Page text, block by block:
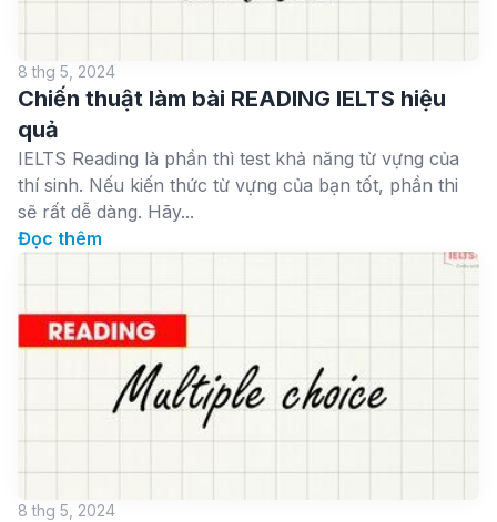
8 thg 5, 2024
Chiến thuật làm bài READING IELTS hiệu
quả
IELTS Reading là phần thì test khả năng từ vựng của
thí sinh. Nếu kiến thức từ vựng của bạn tốt, phần thi
sẽ rất dễ dàng. Hãy...
Đọc thêm
8 thg 5, 2024